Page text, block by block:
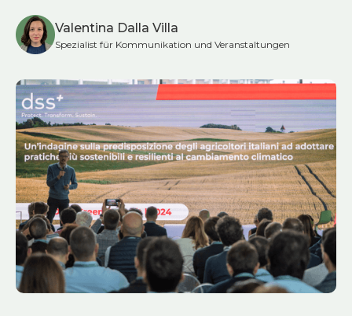
Valentina Dalla Villa
Spezialist für Kommunikation und Veranstaltungen